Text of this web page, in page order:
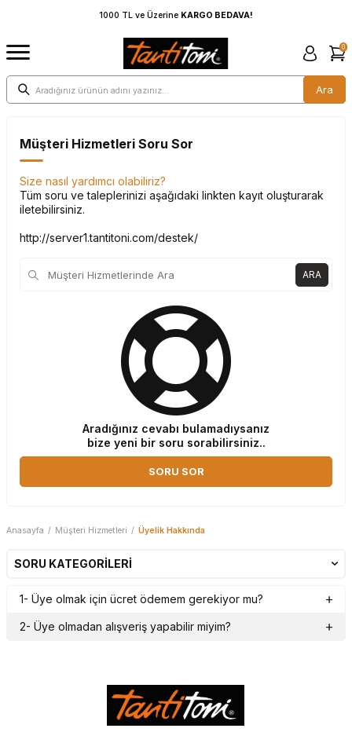
1000 TL ve Üzerine KARGO BEDAVA!
Ara
0
Müşteri Hizmetleri Soru Sor
Size nasıl yardımcı olabiliriz?
Tüm soru ve taleplerinizi aşağıdaki linkten kayıt oluşturarak
iletebilirsiniz.
http://server1.tantitoni.com/destek/
ARA
Aradığınız cevabı bulamadıysanız
bize yeni bir soru sorabilirsiniz..
SORU SOR
Anasayfa / Müşteri Hizmetleri / Üyelik Hakkında
SORU KATEGORILERI
1- Üye olmak için ücret ödemem gerekiyor mu?
2- Üye olmadan alışveriş yapabilir miyim?